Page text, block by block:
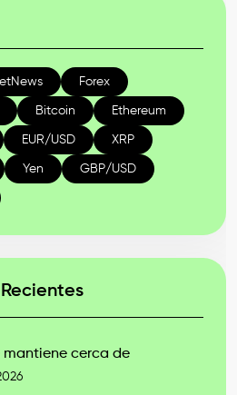
Forex
Bitcoin Ethereum
EUR/USD XRP
Yen GBP/USD
mantiene cerca de